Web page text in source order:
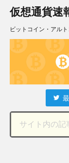
仮想通貨速
ビットコイン・アル